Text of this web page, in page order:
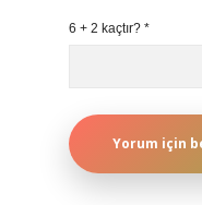
6 + 2 kaçtır? *